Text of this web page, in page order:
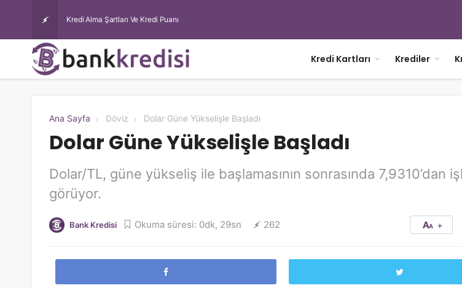
Kredi Alma Şartları Ve Kredi Puanı
Kredi Kartları Krediler
Ana Sayfa Döviz Dolar Güne Yükselişle Başladı
Dolar Güne Yükselişle Başladı
Dolar/TL, güne yükseliş ile başlamasının sonrasında 7,9310’dan
görüyor.
Bank Kredisi Okuma süresi: 0dk, 29sn 262 +